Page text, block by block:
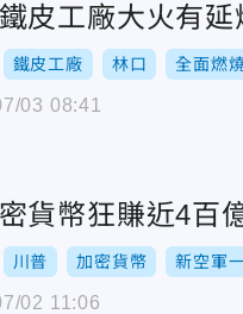
皮工廠大火有
鐵皮工廠 林口 全面燃
03 08:41
貨幣狂賺近4百
川普 加密貨幣 新空軍
02 11:06